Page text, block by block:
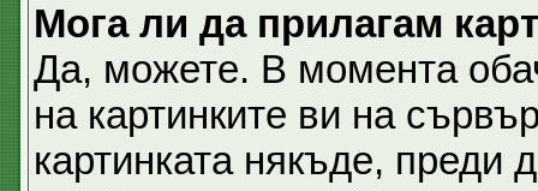
Мога ли да прилагам
Да, можете. В момента
на картинките ви на
картинката някъде,